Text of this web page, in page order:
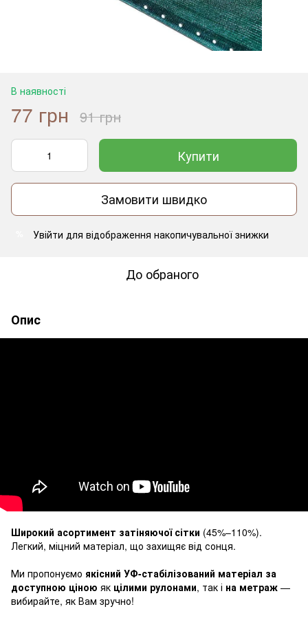
В наявності
77 грн 91 грн
Купити
Замовити швидко
Увійти для відображення накопичувальної знижки
До обраного
Опис
Широкий асортимент затіняючої сітки (45%–110%).
Легкий, міцний матеріал, що захищяє від сонця.
Ми пропонуємо якісний УФ-стабілізований матеріал за
доступною ціною як цілими рулонами, так і на метраж —
вибирайте, як Вам зручно!